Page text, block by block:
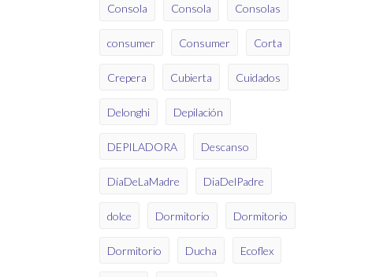
Consola Consola Consolas
consumer Consumer Corta
Crepera Cubierta Cuidados
Delonghi Depilación
DEPILADORA Descanso
DíaDeLaMadre DiaDelPadre
dolce Dormitorio Dormitorio
Dormitorio Ducha Ecoflex